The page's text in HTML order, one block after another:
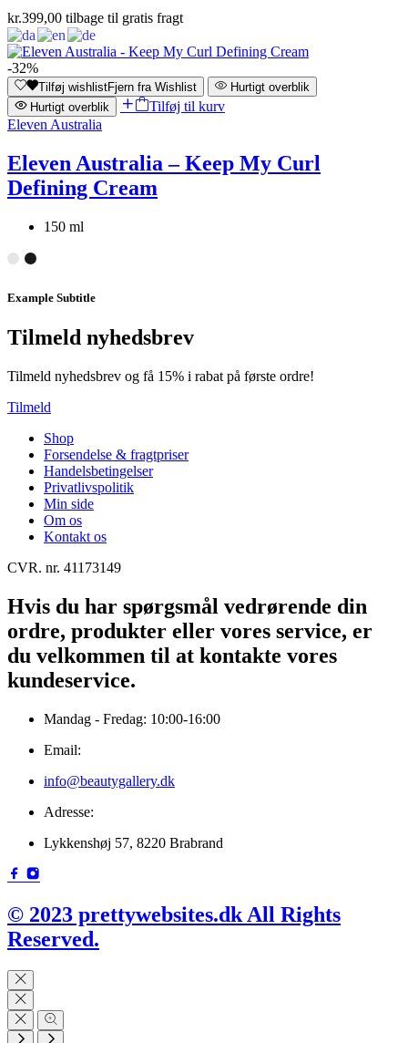
kr.399,00 tilbage til gratis fragt
-32%
Tilføj wishlistFjern fra Wishlist
Hurtigt overblik
Hurtigt overblik
Tilføj til kurv
Eleven Australia
Eleven Australia – Keep My Curl
Defining Cream
150 ml
Example Subtitle
Tilmeld nyhedsbrev
Tilmeld nyhedsbrev og få 15% i rabat på første ordre!
Tilmeld
Shop
Forsendelse & fragtpriser
Handelsbetingelser
Privatlivspolitik
Min side
Om os
Kontakt os
CVR. nr. 41173149
Hvis du har spørgsmål vedrørende din
ordre, produkter eller vores service, er
du velkommen til at kontakte vores
kundeservice.
Mandag - Fredag: 10:00-16:00
Email:
info@beautygallery.dk
Adresse:
Lykkenshøj 57, 8220 Brabrand
© 2023 prettywebsites.dk All Rights
Reserved.